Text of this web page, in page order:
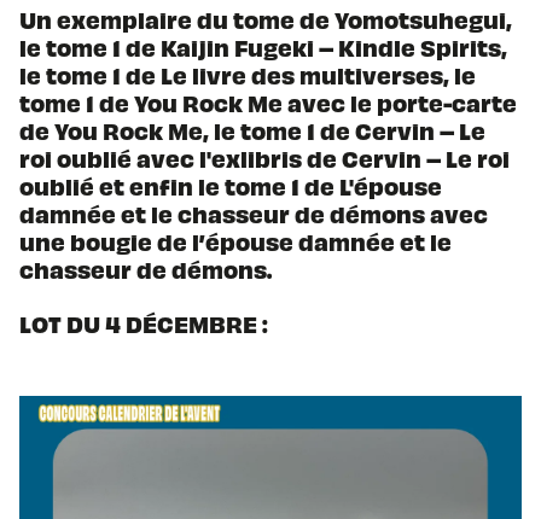
Un exemplaire du tome de Yomotsuhegui,
le tome 1 de Kaijin Fugeki – Kindle Spirits,
le tome 1 de Le livre des multiverses, le
tome 1 de You Rock Me avec le porte-carte
de You Rock Me, le tome 1 de Cervin – Le
roi oublié avec l'exlibris de Cervin – Le roi
oublié et enfin le tome 1 de L'épouse
damnée et le chasseur de démons avec
une bougie de l’épouse damnée et le
chasseur de démons.
LOT DU 4 DÉCEMBRE :